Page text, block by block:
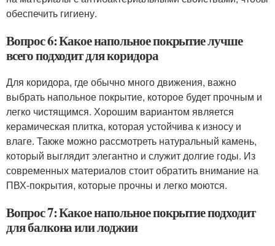
обеспечить гигиену.
Вопрос 6: Какое напольное покрытие лучше
всего подходит для коридора
Для коридора, где обычно много движения, важно
выбрать напольное покрытие, которое будет прочным и
легко чистящимся. Хорошим вариантом является
керамическая плитка, которая устойчива к износу и
влаге. Также можно рассмотреть натуральный камень,
который выглядит элегантно и служит долгие годы. Из
современных материалов стоит обратить внимание на
ПВХ-покрытия, которые прочны и легко моются.
Вопрос 7: Какое напольное покрытие подходит
для балкона или лоджии